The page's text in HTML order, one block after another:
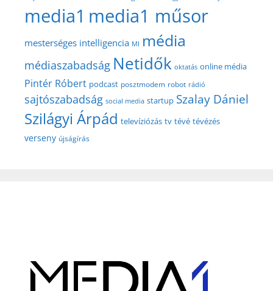
media1 media1 műsor
mesterséges intelligencia MI média
médiaszabadság Netidők oktatás online média
Pintér Róbert podcast posztmodem robot rádió
sajtószabadság social media startup Szalay Dániel
Szilágyi Árpád televíziózás tv tévé tévézés
verseny újságírás